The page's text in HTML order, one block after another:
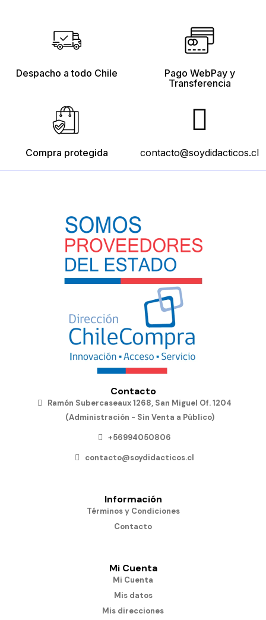
Despacho a todo Chile
Pago WebPay y
Transferencia
Compra protegida contacto@soydidacticos.cl
Contacto
Ramón Subercaseaux 1268, San Miguel Of. 1204
(Administración - Sin Venta a Público)
+56994050806
contacto@soydidacticos.cl
Información
Términos y Condiciones
Contacto
Mi Cuenta
Mi Cuenta
Mis datos
Mis direcciones